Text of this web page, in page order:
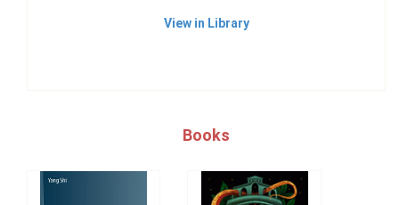
View in Library
Books